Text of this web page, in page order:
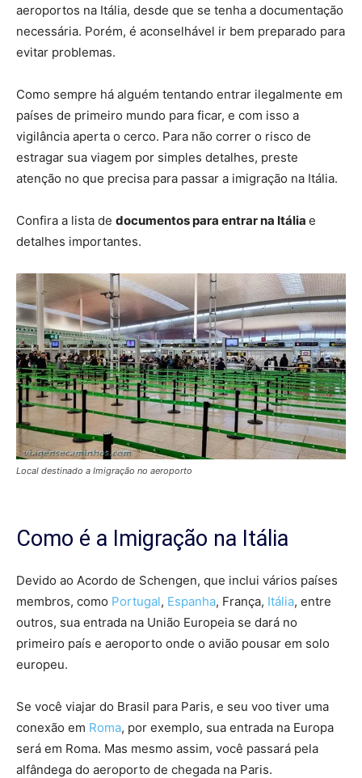
aeroportos na Itália, desde que se tenha a documentação
necessária. Porém, é aconselhável ir bem preparado para
evitar problemas.
Como sempre há alguém tentando entrar ilegalmente em
países de primeiro mundo para ficar, e com isso a
vigilância aperta o cerco. Para não correr o risco de
estragar sua viagem por simples detalhes, preste
atenção no que precisa para passar a imigração na Itália.
Confira a lista de documentos para entrar na Itália e
detalhes importantes.
Local destinado a Imigração no aeroporto
Como é a Imigração na Itália
Devido ao Acordo de Schengen, que inclui vários países
membros, como Portugal, Espanha, França, Itália, entre
outros, sua entrada na União Europeia se dará no
primeiro país e aeroporto onde o avião pousar em solo
europeu.
Se você viajar do Brasil para Paris, e seu voo tiver uma
conexão em Roma, por exemplo, sua entrada na Europa
será em Roma. Mas mesmo assim, você passará pela
alfândega do aeroporto de chegada na Paris.